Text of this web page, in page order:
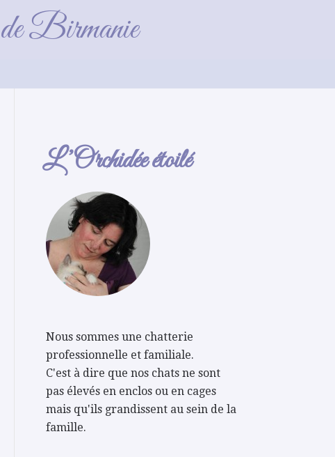
Birmanie
L’Orchidée étoilé
Nous sommes une chatterie
professionnelle et familiale.
C'est à dire que nos chats ne sont
pas élevés en enclos ou en cages
mais qu'ils grandissent au sein de la
famille.